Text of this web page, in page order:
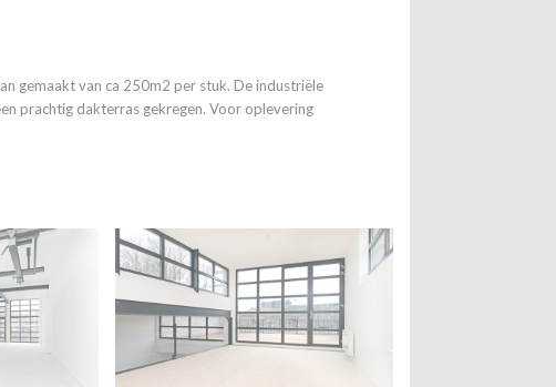
gemaakt van ca 250m2 per stuk. De industriële
prachtig dakterras gekregen. Voor oplevering